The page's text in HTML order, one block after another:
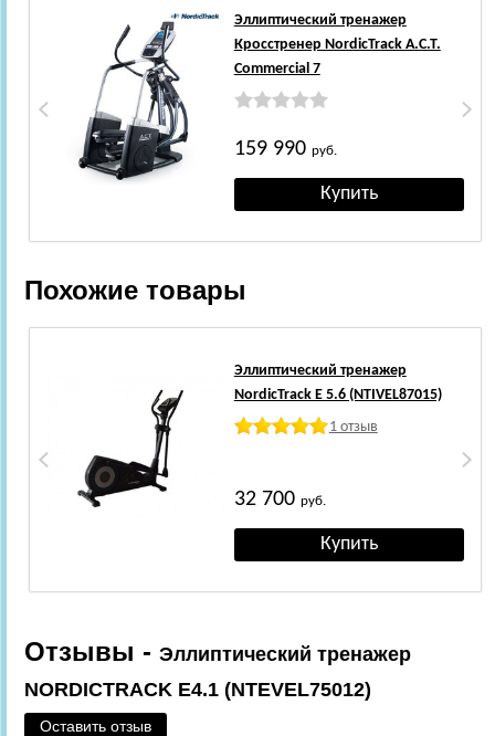
Эллиптический тренажер
Кросстренер NordicTrack A.C.T.
Commercial 7
159 990 руб.
Похожие товары
Эллиптический тренажер
NordicTrack E 5.6 (NTIVEL87015)
1 отзыв
32 700 руб.
Отзывы - Эллиптический тренажер
NORDICTRACK E4.1 (NTEVEL75012)
Оставить отзыв